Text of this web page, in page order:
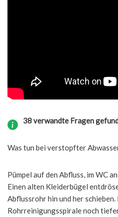
38 verwandte Fragen
Was tun bei verstopfter
Pümpel auf den Abfluss, im WC
Einen alten Kleiderbügel
Abflussrohr hin und her
Rohrreinigungsspirale noch